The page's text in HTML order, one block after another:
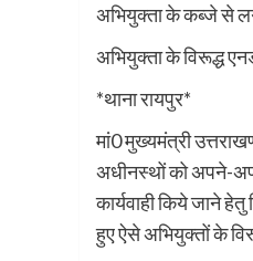
अभियुक्ता के कब्जे से
अभियुक्ता के विरूद्ध
*थाना रायपुर*
मां0 मुख्यमंत्री
अधीनस्थों को अपने-
कार्यवाही किये जाने
हुए ऐसे अभियुक्तों के